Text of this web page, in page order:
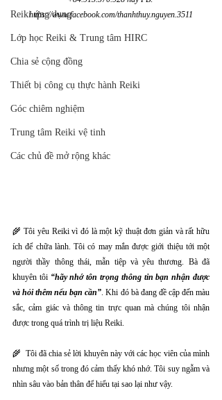
Reiki ứng dụng
Lớp học Reiki & Trung tâm HIRC
Chia sẻ cộng đồng
Thiết bị công cụ thực hành Reiki
Góc chiêm nghiệm
Trung tâm Reiki vệ tinh
Các chủ đề mở rộng khác
https://www.facebook.com/thanhthuy.nguyen.3511
🌾 Tôi yêu Reiki vì đó là một kỹ thuật đơn giản và rất hữu
ích để chữa lành. Tôi có may mắn được giới thiệu tới một
người thầy thông thái, mẫn tiệp và yêu thương. Bà đã
khuyên tôi “hãy nhớ tôn trọng thông tin bạn nhận được
và hỏi thêm nếu bạn cần” . Khi đó bà đang đề cập đến màu
sắc, cảm giác và thông tin trực quan mà chúng tôi nhận
được trong quá trình trị liệu Reiki.
🌾  Tôi đã chia sẻ lời khuyên này với các học viên của mình
nhưng một số trong đó cảm thấy khó nhớ. Tôi suy ngẫm và
nhìn sâu vào bản thân để hiểu tại sao lại như vậy.